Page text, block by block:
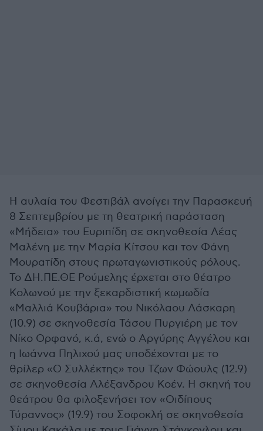
Η αυλαία του Φεστιβάλ ανοίγει την Παρασκευή
8 Σεπτεμβρίου με τη θεατρική παράσταση
«Μήδεια» του Ευριπίδη σε σκηνοθεσία Λέας
Μαλένη με την Μαρία Κίτσου και τον Φάνη
Μουρατίδη στους πρωταγωνιστικούς ρόλους.
Το ΔΗ.ΠΕ.ΘΕ Ρούμελης έρχεται στο θέατρο
Κολωνού με την ξεκαρδιστική κωμωδία
«Μαλλιά Κουβάρια» του Νικόλαου Λάσκαρη
(10.9) σε σκηνοθεσία Τάσου Πυργιέρη με τον
Νίκο Ορφανό, κ.ά, ενώ ο Αργύρης Αγγέλου και
η Ιωάννα Πηλιχού μας υποδέχονται με το
θρίλερ «Ο Συλλέκτης» του Τζων Φώουλς (12.9)
σε σκηνοθεσία Αλέξανδρου Κοέν. Η σκηνή του
θεάτρου θα φιλοξενήσει τον «Οιδίπους
Τύραννος» (19.9) του Σοφοκλή σε σκηνοθεσία